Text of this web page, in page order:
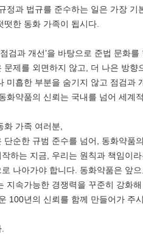
정과 법규를 준수하는 일은 가장
떳한 동화 가족이 됩시다.
검과 개선’을 바탕으로 준법 문화
문제를 외면하지 않고, 더 나은 방
미흡한 부분을 숨기지 않고 점검과
화약품의 신뢰는 국내를 넘어 세계
화 가족 여러분,
단순한 규범 준수를 넘어, 동화약품
하는 지금, 우리는 원칙과 책임이
나아가야 합니다. 동화약품은 앞
지속가능한 경쟁력을 꾸준히 강화
100년의 신뢰를 함께 만들어가 주